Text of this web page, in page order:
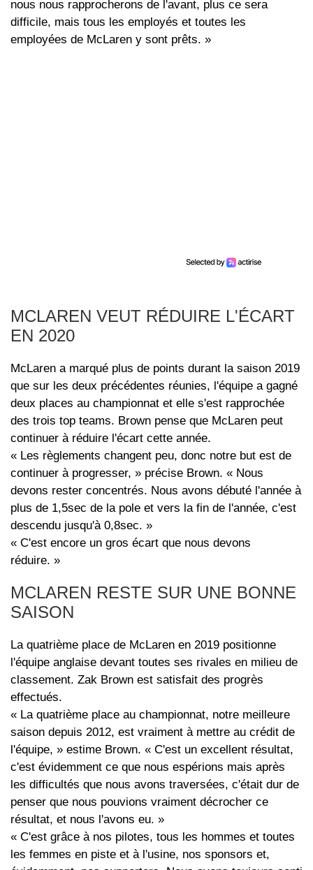
nous nous rapprocherons de l'avant, plus ce sera
difficile, mais tous les employés et toutes les
employées de McLaren y sont prêts. »
MCLAREN VEUT RÉDUIRE L'ÉCART
EN 2020
McLaren a marqué plus de points durant la saison 2019
que sur les deux précédentes réunies, l'équipe a gagné
deux places au championnat et elle s'est rapprochée
des trois top teams. Brown pense que McLaren peut
continuer à réduire l'écart cette année.
« Les règlements changent peu, donc notre but est de
continuer à progresser, » précise Brown. « Nous
devons rester concentrés. Nous avons débuté l'année à
plus de 1,5sec de la pole et vers la fin de l'année, c'est
descendu jusqu'à 0,8sec. »
« C'est encore un gros écart que nous devons
réduire. »
MCLAREN RESTE SUR UNE BONNE
SAISON
La quatrième place de McLaren en 2019 positionne
l'équipe anglaise devant toutes ses rivales en milieu de
classement. Zak Brown est satisfait des progrès
effectués.
« La quatrième place au championnat, notre meilleure
saison depuis 2012, est vraiment à mettre au crédit de
l'équipe, » estime Brown. « C'est un excellent résultat,
c'est évidemment ce que nous espérions mais après
les difficultés que nous avons traversées, c'était dur de
penser que nous pouvions vraiment décrocher ce
résultat, et nous l'avons eu. »
« C'est grâce à nos pilotes, tous les hommes et toutes
les femmes en piste et à l'usine, nos sponsors et,